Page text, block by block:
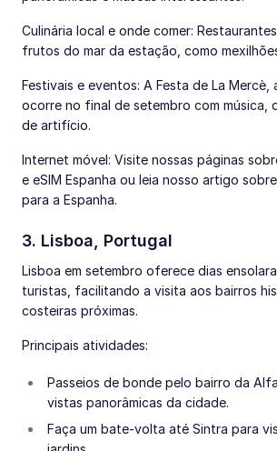
Culinária local e onde comer:
frutos do mar da estação, como
Festivais e eventos: A Festa de La Mercè,
ocorre no final de setembro com música,
de artifício.
Internet móvel: Visite nossas páginas
e eSIM Espanha ou leia nosso artigo
para a Espanha.
3. Lisboa, Portugal
Lisboa em setembro oferece dias
turistas, facilitando a visita aos bairros
costeiras próximas.
Principais atividades:
Passeios de bonde pelo bairro da
vistas panorâmicas da cidade.
Faça um bate-volta até Sintra para